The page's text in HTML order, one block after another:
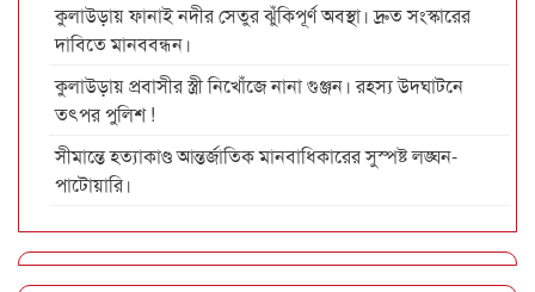
কুলাউড়ায় ফানাই নদীর সেতুর ঝুঁকিপূর্ণ অবস্থা। দ্রুত সংস্কারের
দাবিতে মানববন্ধন।
কুলাউড়ায় প্রবাসীর স্ত্রী নিখোঁজে নানা গুঞ্জন। রহস্য উদঘাটনে
তৎপর পুলিশ !
সীমান্তে হত্যাকাণ্ড আন্তর্জাতিক মানবাধিকারের সুস্পষ্ট লঙ্ঘন-
পাটোয়ারি।